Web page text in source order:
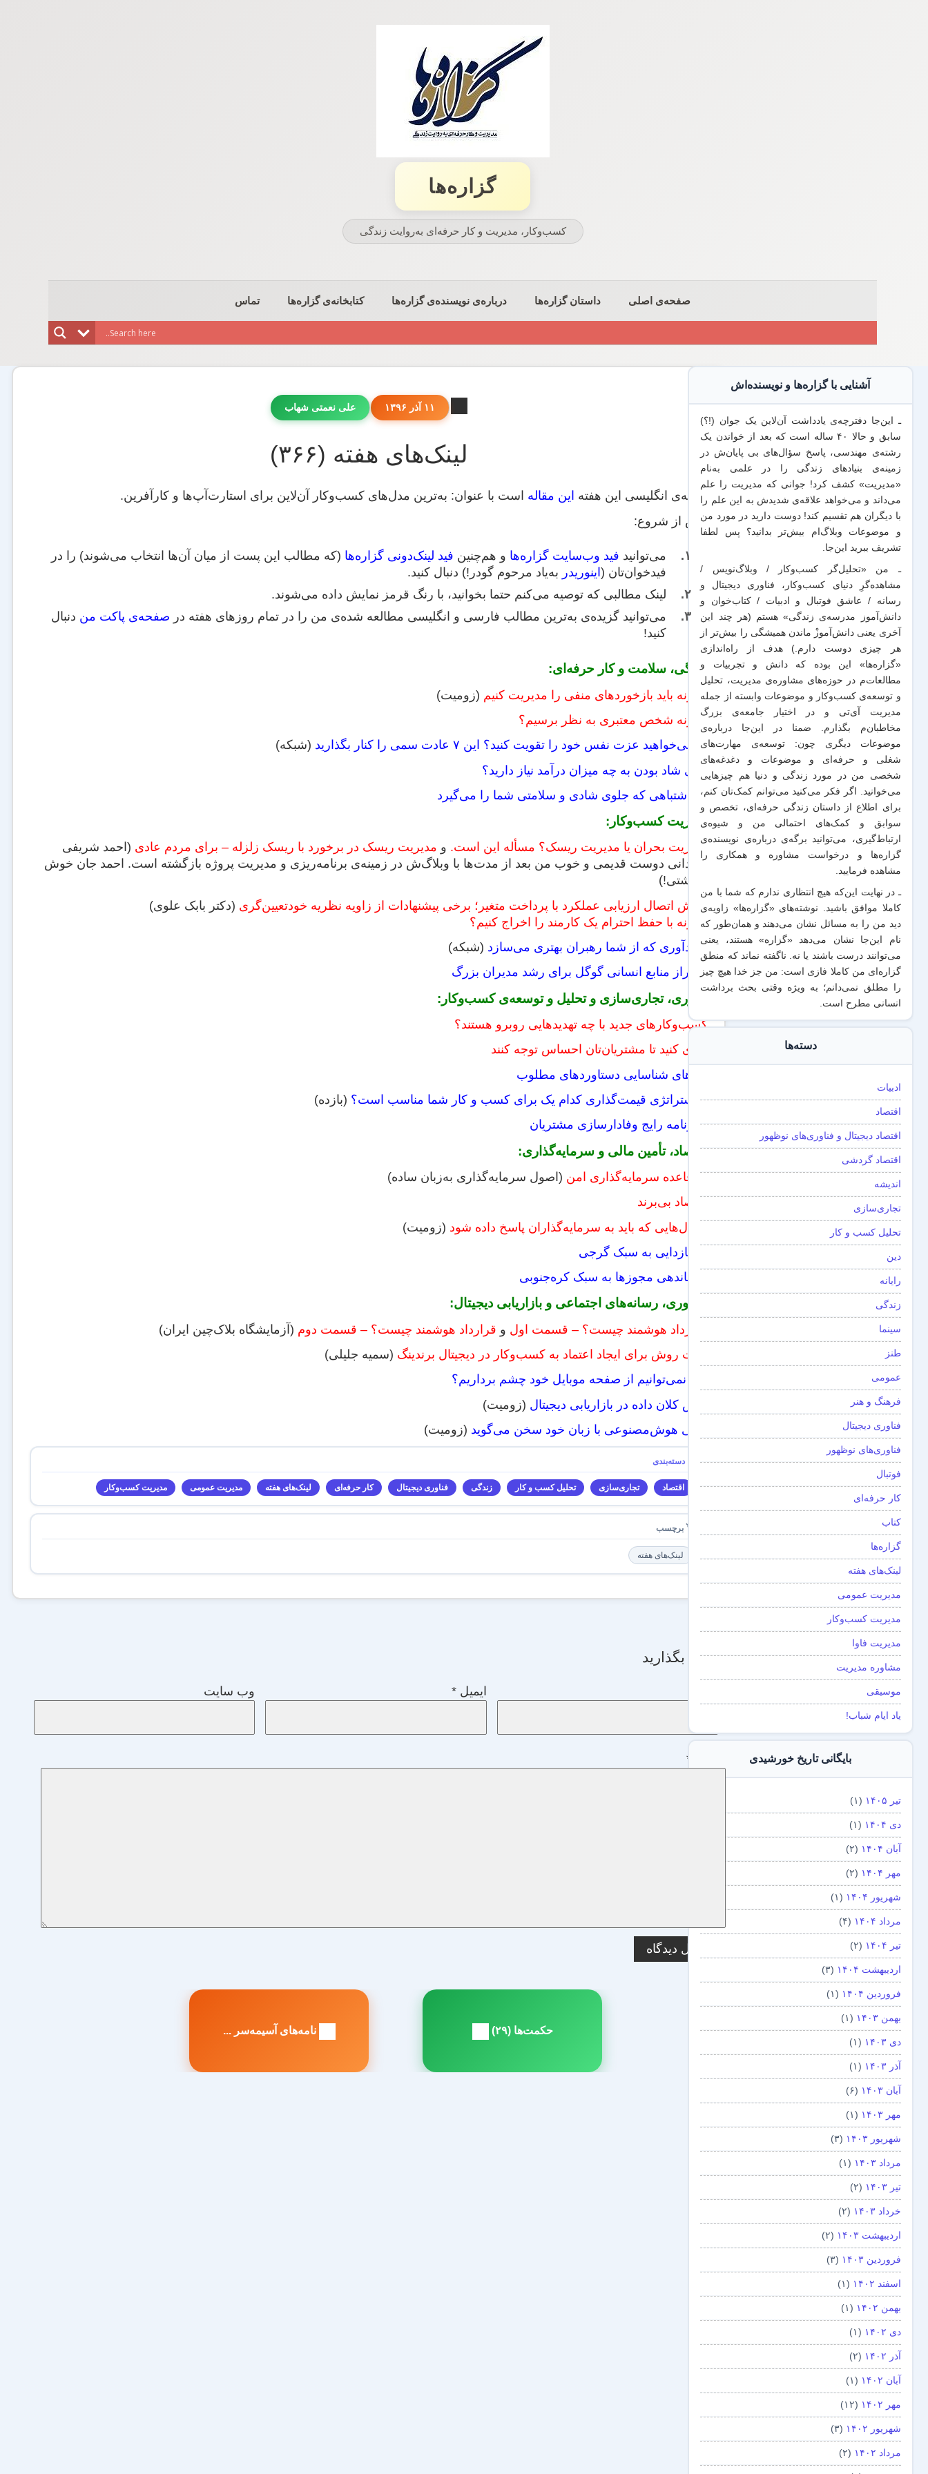
گزاره‌ها
کسب‌وکار، مدیریت و كار حرفه‌ای به‌روایت زندگی
صفحه‌ی اصلی داستان گزاره‌ها درباره‌ی نویسنده‌ی گزاره‌ها کتابخانه‌ی گزاره‌ها تماس
۱۱ آذر ۱۳۹۶ علی نعمتی شهاب
لینک‌های هفته (۳۶۶)
مقاله‌ی انگلیسی این هفته این مقاله است با عنوان: به‌ترین مدل‌های کسب‌وکار آن‌لاین برای استارت‌آپ‌ها و کارآفرین.
پیش از شروع:
می‌توانید فید وب‌سایت گزاره‌ها و هم‌چنین فید لینک‌دونی گزاره‌ها (که مطالب این پست از میان آن‌ها انتخاب می‌شوند) را در
فیدخوان‌تان (اینوریدر به‌یاد مرحوم گودر!) دنبال کنید.
لینک‌ مطالبی که توصیه می‌کنم حتما بخوانید، با رنگ قرمز نمایش داده می‌شوند.
می‌توانید گزیده‌ی به‌ترین مطالب فارسی و انگلیسی مطالعه‌ شده‌ی من را در تمام روزهای هفته در صفحه‌ی پاکت من دنبال
کنید!
زندگی، سلامت و کار حرفه‌ای:
چگونه باید بازخوردهای منفی را مدیریت کنیم (زومیت)
چگونه شخص معتبری به نظر برسیم؟
آیا می‌خواهید عزت نفس خود را تقویت کنید؟ این ۷ عادت سمی را کنار بگذارید
(شبکه)
برای شاد بودن به چه میزان درآمد نیاز دارید؟
۱۰ اشتباهی که جلوی شادی و سلامتی شما را می‌گیرد
مدیریت کسب‌وکار:
مدیریت بحران یا مدیریت ریسک؟ مسأله این است. و مدیریت ریسک در برخورد با ریسک زلزله – برای مردم عادی (احمد شریفی
زمیدانی دوست قدیمی و خوب من بعد از مدت‌ها با وبلاگ‌ش در زمینه‌ی برنامه‌ریزی و مدیریت پروژه بازگشته است. احمد جان خوش
برگشتی!)
چالش اتصال ارزیابی عملکرد با پرداخت متغیر؛ برخی پیشنهادات از زاویه نظریه خودتعیین‌گری (دکتر بابک علوی)
چگونه با حفظ احترام یک کارمند را اخراج کنیم؟
۹ یادآوری که از شما رهبران بهتری می‌سازد
(شبکه)
پنج راز منابع انسانی گوگل برای رشد مدیران بزرگ
نوآوری، تجاری‌سازی و تحلیل و توسعه‌ی کسب‌وکار:
کسب‌و‌کارهای جدید با چه تهدیدهایی روبرو هستند؟
کاری کنید تا مشتریان‌تان احساس توجه کنند
راه‌های شناسایی دستاوردهای مطلوب
۶ استراتژی قیمت‌گذاری کدام یک برای کسب و کار شما مناسب است؟
(بازده)
۶ برنامه رایج وفادارسازی مشتریان
اقتصاد، تأمین مالی و سرمایه‌گذاری:
دو قاعده سرمایه‌گذاری امن (اصول سرمایه‌گذاری به‌زبان ساده)
اقتصاد بی‌‌‌برند
سوال‌هایی که باید به سرمایه‌گذاران پاسخ داده شود (زومیت)
مافیازدایی به سبک گرجی
ساماندهی مجوزها به سبک کره‌جنوبی
فن‌آوری، رسانه‌های اجتماعی و بازاریابی دیجیتال:
قرارداد هوشمند چیست؟ – قسمت اول و قرارداد هوشمند چیست؟ – قسمت دوم (آزمایشگاه بلاک‌چین ایران)
هفت روش برای ایجاد اعتماد به کسب‌وکار در دیجیتال برندینگ (سمیه جلیلی)
چرا نمی‌توانیم از صفحه موبایل خود چشم برداریم؟
نقش کلان‌ داده‌ در بازاریابی دیجیتال (زومیت)
وقتی هوش‌مصنوعی با زبان خود سخن می‌گوید (زومیت)
اقتصاد تجاری‌سازی تحلیل کسب و کار زندگی فناوری دیجیتال کار حرفه‌ای لینک‌های هفته مدیریت عمومی مدیریت کسب‌و‌کار
لینک‌های هفته
دیدگاه بگذارید
ایمیل* وب‌ سایت
*
راهبری
مطلب
نامه‌های آسیمه‌سر ...
مطلب
حکمت‌ها (۲۹)
آشنایی با گزاره‌ها و نویسنده‌اش
ـ این‌جا دفترچه‌ی یادداشت‌ آن‌لاین یک جوان (!؟)
سابق و حالا ۴۰ ساله است که بعد از خواندن یک
رشته‌ی مهندسی، پاسخ سؤال‌های بی پایان‌ش در
زمینه‌ی بنیادهای زندگی را در علمی به‌نام
«مدیریت» کشف کرد! جوانی که مدیریت را علم
می‌داند و می‌خواهد علاقه‌ی شدیدش به این علم را
بادیگران همتقسیم کند! دوست دارید در مورد من
و موضوعات وبلاگ‌ام بیش‌تر بدانید؟ پس لطفا
تشریف ببرید این‌جا.
ـ من «تحلیل‌گر کسب‌وکار / وبلاگ‌نویس /
مشاهده‌گرِ دنیای کسب‌وکار، فناوری دیجیتال و
رسانه / عاشق فوتبال و ادبیات / کتاب‌خوان و
دانش‌آموز مدرسه‌ی زندگی» هستم (هر چند این
آخری یعنی دانش‌آموزْ ماندن همیشگی را بیش‌تر از
هر چیزی دوست دارم.) هدف از راه‌اندازی
«گزاره‌ها» این بوده که دانش و تجربیات‌ و
مطالعات‌م در حوزه‌های مشاوره‌ی مدیریت، تحلیل
و توسعه‌ی کسب‌وکار و موضوعات وابسته از جمله
مدیریت آی‌تی و در اختیار جامعه‌ی بزرگ
مخاطبان‌م بگذارم. ضمنا در این‌جا درباره‌ی
موضوعات دیگری چون: توسعه‌ی مهارت‌های
شغلی و حرفه‌ای و موضوعات و دغدغه‌های
شخصی من در مورد زندگی و دنیا هم چیزهایی
می‌خوانید. اگر فکر می‌کنید می‌توانم کمک‌تان کنم،
برای اطلاع از داستان زندگی حرفه‌ای، تخصص و
سوابق و کمک‌های احتمالی من و شیو‌ه‌ی
ارتباط‌گیری، می‌توانید برگه‌یدرباره‌ی نویسنده‌ی
گزاره‌ها و درخواست مشاوره و همکاری را
مشاهده فرمایید.
ـ در نهایت این‌که هیچ انتظاری ندارم که شما با من
کاملا موافق باشید. نوشته‌های «گزاره‌ها» زاویه‌ی
دید من را به مسائل نشان می‌دهند و همان‌طور که
نام این‌جا نشان می‌دهد «گزاره‌» هستند، یعنی
می‌توانند درست باشند یا نه. ناگفته نماند که منطق
گزاره‌ای من کاملا فازی است: من جز خدا هیچ چیز
را مطلق نمی‌دانم؛ به ویژه وقتی بحث برداشت
انسانی مطرح است.
دسته‌ها
ادبیات
اقتصاد
اقتصاد دیجیتال و فناوری‌های نوظهور
اقتصاد گردشی
اندیشه
تجاری‌سازی
تحلیل کسب و کار
دین
رایانه
زندگی
سینما
طنز
عمومی
فرهنگ و هنر
فناوری دیجیتال
فناوری‌های نوظهور
فوتبال
کار حرفه‌ای
کتاب
گزاره‌ها
لینک‌های هفته
مدیریت عمومی
مدیریت کسب‌و‌کار
مدیریت فاوا
مشاوره مدیریت
موسیقی
یاد ایام شباب!
بایگانی تاریخ خورشیدی
تیر ۱۴۰۵ (۱)
دی ۱۴۰۴ (۱)
آبان ۱۴۰۴ (۲)
مهر ۱۴۰۴ (۲)
شهریور ۱۴۰۴ (۱)
مرداد ۱۴۰۴ (۴)
تیر ۱۴۰۴ (۲)
اردیبهشت ۱۴۰۴ (۳)
فروردین ۱۴۰۴ (۱)
بهمن ۱۴۰۳ (۱)
دی ۱۴۰۳ (۱)
آذر ۱۴۰۳ (۱)
آبان ۱۴۰۳ (۶)
مهر ۱۴۰۳ (۱)
شهریور ۱۴۰۳ (۳)
مرداد ۱۴۰۳ (۱)
تیر ۱۴۰۳ (۲)
خرداد ۱۴۰۳ (۲)
اردیبهشت ۱۴۰۳ (۲)
فروردین ۱۴۰۳ (۳)
اسفند ۱۴۰۲ (۱)
بهمن ۱۴۰۲ (۱)
دی ۱۴۰۲ (۱)
آذر ۱۴۰۲ (۲)
آبان ۱۴۰۲ (۱)
مهر ۱۴۰۲ (۱۲)
شهریور ۱۴۰۲ (۳)
مرداد ۱۴۰۲ (۲)